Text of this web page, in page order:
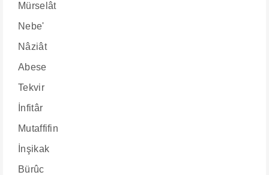
Mürselât
Nebe'
Nâziât
Abese
Tekvir
İnfitâr
Mutaffifin
İnşikak
Bürûc